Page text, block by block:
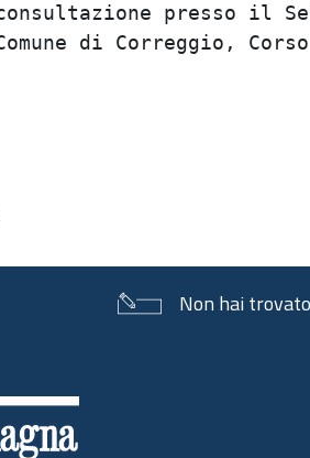
consultazione
Comune di
Non hai